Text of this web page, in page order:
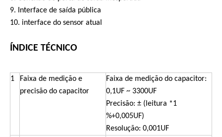
9. Interface de saída pública
10. interface do sensor atual
ÍNDICE TÉCNICO
1
Faixa de medição e
precisão do capacitor
Faixa de medição do capacitor:
0,1UF ~ 3300UF
Precisão: ± (leitura *1
%+0,005UF)
Resolução: 0,001UF